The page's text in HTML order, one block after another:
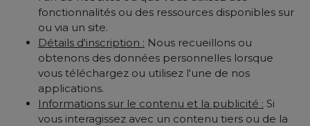
fonctionnalités ou des ressources disponibles sur
ou via un site.
Détails d'inscription : Nous recueillons ou
obtenons des données personnelles lorsque
vous téléchargez ou utilisez l'une de nos
applications.
Informations sur le contenu et la publicité : Si
vous interagissez avec un contenu tiers ou de la